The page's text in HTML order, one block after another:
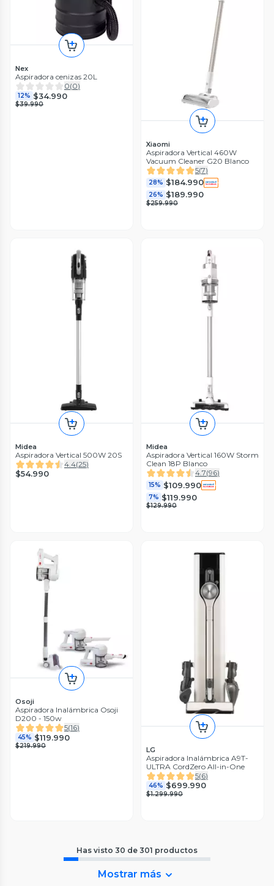
Nex
Aspiradora cenizas 20L
0(0)
12% $34.990
$39.990
Xiaomi
Aspiradora Vertical 460W
Vacuum Cleaner G20 Blanco
5(7)
28% $184.990
26% $189.990
$259.990
Midea
Aspiradora Vertical 500W 20S
4.4(25)
$54.990
Midea
Aspiradora Vertical 160W Storm
Clean 18P Blanco
4.7(96)
15% $109.990
7% $119.990
$129.990
Osoji
Aspiradora Inalámbrica Osoji
D200 - 150w
5(16)
45% $119.990
$219.990 LG
Aspiradora Inalámbrica A9T-
ULTRA CordZero All-in-One
5(6)
46% $699.990
$1.299.990
Has visto 30 de 301 productos
Mostrar más